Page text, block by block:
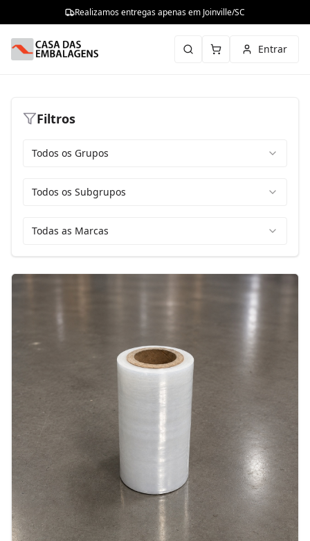
Realizamos entregas apenas em Joinville/SC
Entrar
Filtros
Todos os Grupos
Todos os Subgrupos
Todas as Marcas